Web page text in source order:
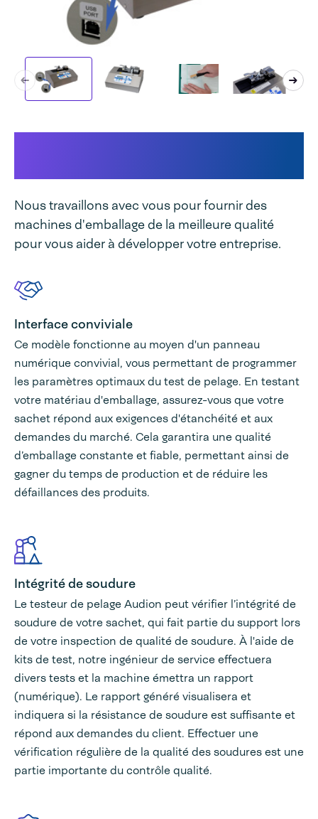
Nous travaillons avec vous pour fournir des
machines d'emballage de la meilleure qualité
pour vous aider à développer votre entreprise.
Interface conviviale
Ce modèle fonctionne au moyen d'un panneau
numérique convivial, vous permettant de programmer
les paramètres optimaux du test de pelage. En testant
votre matériau d'emballage, assurez-vous que votre
sachet répond aux exigences d'étanchéité et aux
demandes du marché. Cela garantira une qualité
d’emballage constante et fiable, permettant ainsi de
gagner du temps de production et de réduire les
défaillances des produits.
Intégrité de soudure
Le testeur de pelage Audion peut vérifier l’intégrité de
soudure de votre sachet, qui fait partie du support lors
de votre inspection de qualité de soudure. À l'aide de
kits de test, notre ingénieur de service effectuera
divers tests et la machine émettra un rapport
(numérique). Le rapport généré visualisera et
indiquera si la résistance de soudure est suffisante et
répond aux demandes du client. Effectuer une
vérification régulière de la qualité des soudures est une
partie importante du contrôle qualité.